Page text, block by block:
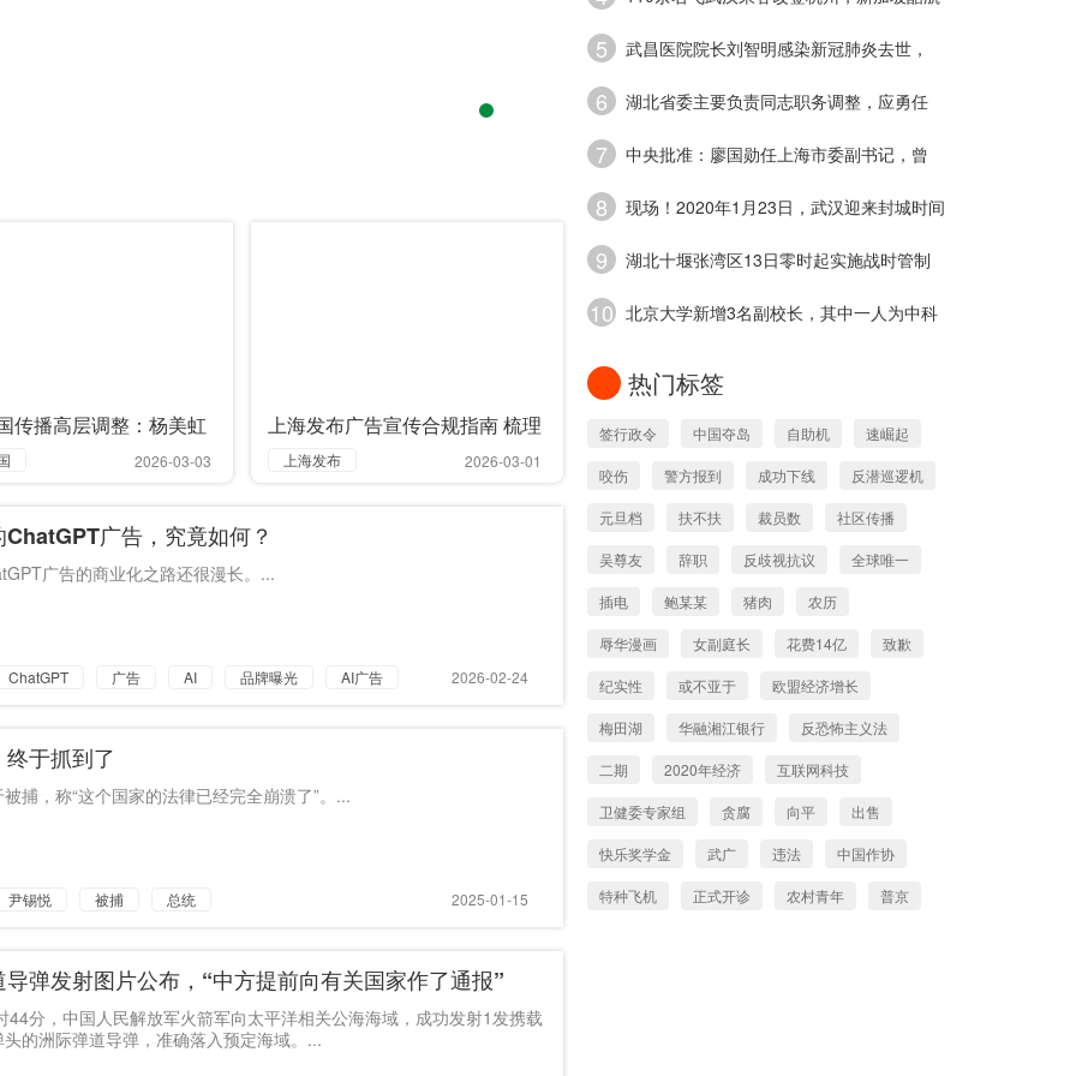
传播高层调整：杨美虹
2026-03-03
上海发布广告宣传合规指南 梳理
上海发布
2026-03-01
广告，究竟如何？
广告的商业化之路还很漫长。...
ChatGPT 广告 AI 品牌曝光 AI广告 2026-02-24
于抓到了
捕，称“这个国家的法律已经完全崩溃了”。...
尹锡悦 被捕 总统 2025-01-15
弹发射图片公布，“中方提前向有关国家作了通报”
44分，中国人民解放军火箭军向太平洋相关公海海域，成功发射1发携载
的洲际弹道导弹，准确落入预定海域。...
5 武昌医院院长刘智明感染新冠肺炎去世，
6 湖北省委主要负责同志职务调整，应勇任
7 中央批准：廖国勋任上海市委副书记，曾
8 现场！2020年1月23日，武汉迎来封城时间
9 湖北十堰张湾区13日零时起实施战时管制
10 北京大学新增3名副校长，其中一人为中科
热门标签
签行政令 中国夺岛 自助机 速崛起
咬伤 警方报到 成功下线 反潜巡逻机
元旦档 扶不扶 裁员数 社区传播
吴尊友 辞职 反歧视抗议 全球唯一
插电 鲍某某 猪肉 农历
辱华漫画 女副庭长 花费14亿 致歉
纪实性 或不亚于 欧盟经济增长
梅田湖 华融湘江银行 反恐怖主义法
二期 2020年经济 互联网科技
卫健委专家组 贪腐 向平 出售
快乐奖学金 武广 违法 中国作协
特种飞机 正式开诊 农村青年 普京